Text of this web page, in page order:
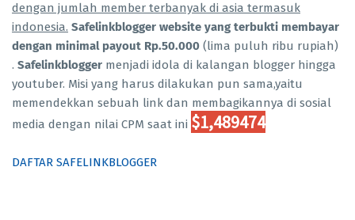
dengan jumlah member terbanyak di asia termasuk
indonesia. Safelinkblogger website yang terbukti membayar
dengan minimal payout Rp.50.000 (lima puluh ribu rupiah)
. Safelinkblogger menjadi idola di kalangan blogger hingga
youtuber. Misi yang harus dilakukan pun sama,yaitu
memendekkan sebuah link dan membagikannya di sosial
media dengan nilai CPM saat ini $1,489474
DAFTAR SAFELINKBLOGGER